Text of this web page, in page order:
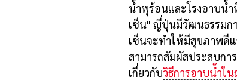
น้ำพุร้อนและโรงอาบน้
เซ็น" ญี่ปุ่นมีวัฒนธรรมก
เซ็นจะทำให้มีสุขภาพดี
สามารถสัมผัสประสบก
เกี่ยวกับวิธีการอาบน้ำใ